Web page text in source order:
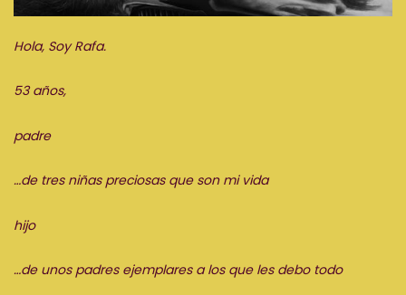
Hola, Soy Rafa.
53 años,
padre
…de tres niñas preciosas que son mi vida
hijo
…de unos padres ejemplares a los que les debo todo